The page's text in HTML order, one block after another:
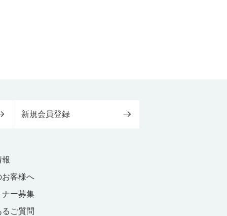
新規会員登録
お客様へ
ナー募集
るご質問